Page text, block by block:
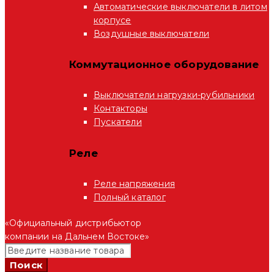
Автоматические выключатели в литом
корпусе
Воздушные выключатели
Коммутационное оборудование
Выключатели нагрузки-рубильники
Контакторы
Пускатели
Реле
Реле напряжения
Полный каталог
«Официальный дистрибьютор
компании на Дальнем Востоке»